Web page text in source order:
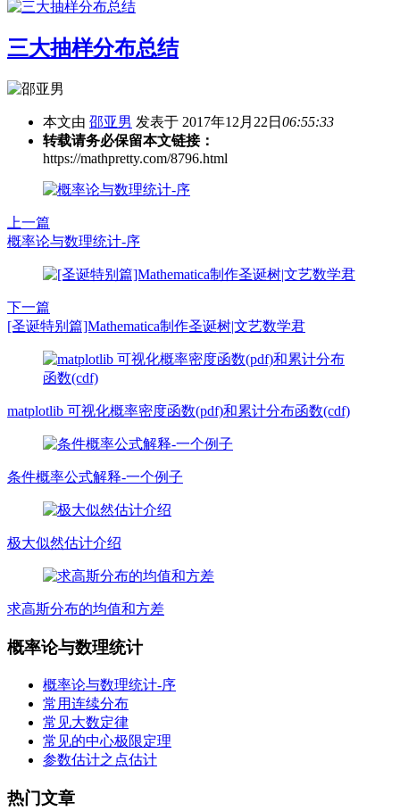
三大抽样分布总结
本文由 邵亚男 发表于 2017年12月22日 06:55:33
转载请务必保留本文链接：
https://mathpretty.com/8796.html
上一篇
概率论与数理统计-序
下一篇
[圣诞特别篇]Mathematica制作圣诞树|文艺数学君
matplotlib 可视化概率密度函数(pdf)和累计分布函数(cdf)
条件概率公式解释-一个例子
极大似然估计介绍
求高斯分布的均值和方差
概率论与数理统计
概率论与数理统计-序
常用连续分布
常见大数定律
常见的中心极限定理
参数估计之点估计
热门文章